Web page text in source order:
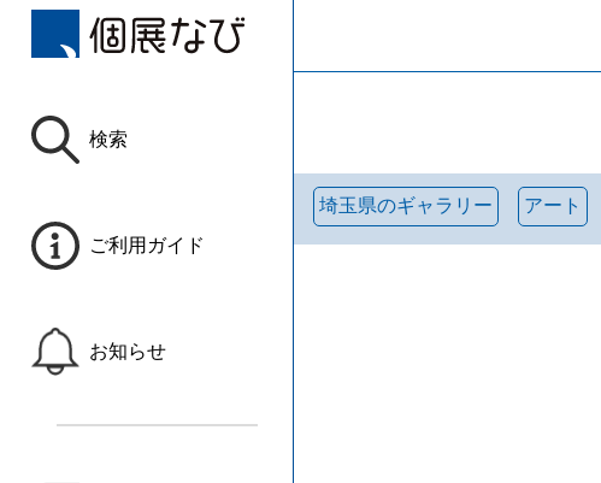
検索
ご利用ガイド
お知らせ
埼玉県のギャラリー アート